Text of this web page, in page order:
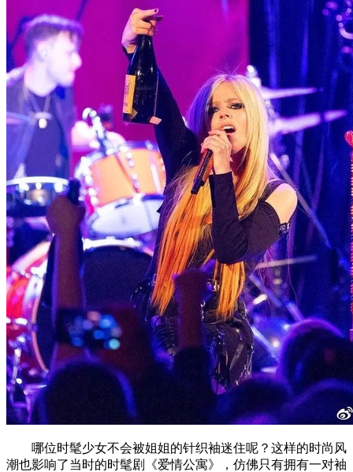
哪位时髦少女不会被姐姐的针织袖迷住呢？这样的时尚风
潮也影响了当时的时髦剧《爱情公寓》，仿佛只有拥有一对袖